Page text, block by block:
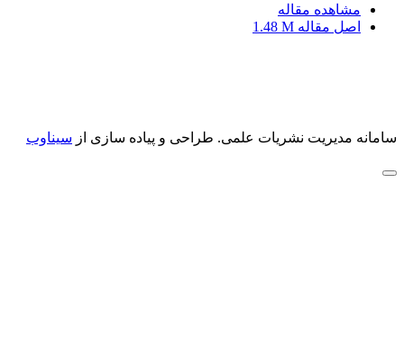
مشاهده مقاله
اصل مقاله 1.48 M
سامانه مدیریت نشریات علمی. طراحی و پیاده سازی از سیناوب